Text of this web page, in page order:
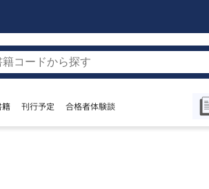
籍 刊行予定 合格者体験談